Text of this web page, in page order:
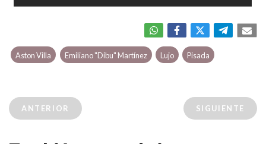
Aston Villa Emiliano "Dibu" Martínez Lujo Pisada
ANTERIOR SIGUIENTE